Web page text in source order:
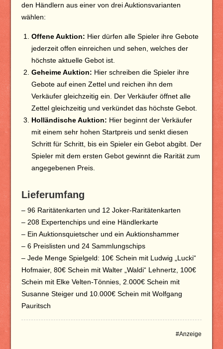
den Händlern aus einer von drei Auktionsvarianten
wählen:
Offene Auktion: Hier dürfen alle Spieler ihre Gebote
jederzeit offen einreichen und sehen, welches der
höchste aktuelle Gebot ist.
Geheime Auktion: Hier schreiben die Spieler ihre
Gebote auf einen Zettel und reichen ihn dem
Verkäufer gleichzeitig ein. Der Verkäufer öffnet alle
Zettel gleichzeitig und verkündet das höchste Gebot.
Holländische Auktion: Hier beginnt der Verkäufer
mit einem sehr hohen Startpreis und senkt diesen
Schritt für Schritt, bis ein Spieler ein Gebot abgibt. Der
Spieler mit dem ersten Gebot gewinnt die Rarität zum
angegebenen Preis.
Lieferumfang
– 96 Raritätenkarten und 12 Joker-Raritätenkarten
– 208 Expertenchips und eine Händlerkarte
– Ein Auktionsquietscher und ein Auktionshammer
– 6 Preislisten und 24 Sammlungschips
– Jede Menge Spielgeld: 10€ Schein mit Ludwig „Lucki“
Hofmaier, 80€ Schein mit Walter „Waldi“ Lehnertz, 100€
Schein mit Elke Velten-Tönnies, 2.000€ Schein mit
Susanne Steiger und 10.000€ Schein mit Wolfgang
Pauritsch
#Anzeige